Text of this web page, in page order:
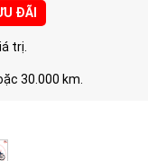
ĐÃI
trị.
30.000 km.